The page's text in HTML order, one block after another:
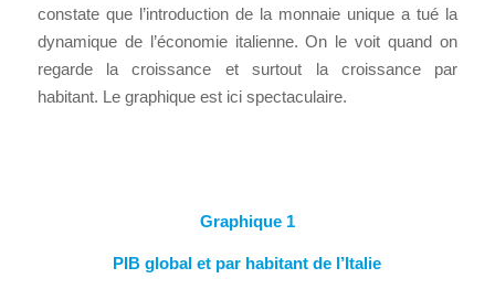
constate que l’introduction de la monnaie unique a tué la
dynamique de l’économie italienne. On le voit quand on
regarde la croissance et surtout la croissance par
habitant. Le graphique est ici spectaculaire.
Graphique 1
PIB global et par habitant de l’Italie